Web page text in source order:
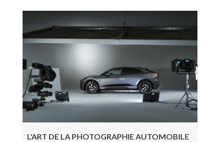
L'ART DE LA PHOTOGRAPHIE AUTOMOBILE